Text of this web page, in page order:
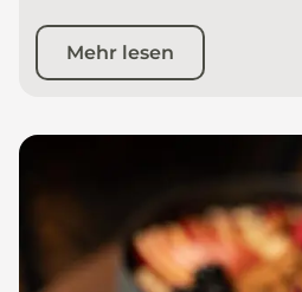
Mehr lesen